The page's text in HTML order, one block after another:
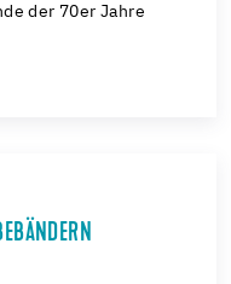
der 70er Jahre